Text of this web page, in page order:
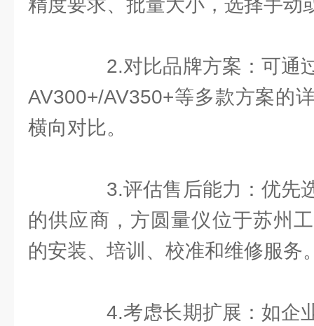
精度要求、批量大小，选择手动
2.对比品牌方案：可通
AV300+/AV350+等多款方案的
横向对比。
3.评估售后能力：优先
的供应商，方圆量仪位于苏州
的安装、培训、校准和维修服务
4.考虑长期扩展：如企